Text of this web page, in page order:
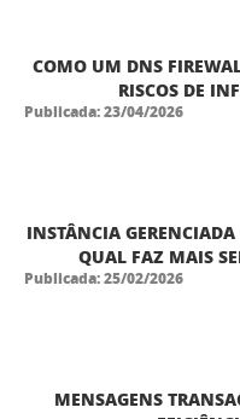
COMO UM DNS
RISCOS DE
Publicada: 23/04/2026
INSTÂNCIA
QUAL FAZ MAIS
Publicada: 25/02/2026
MENSAGENS